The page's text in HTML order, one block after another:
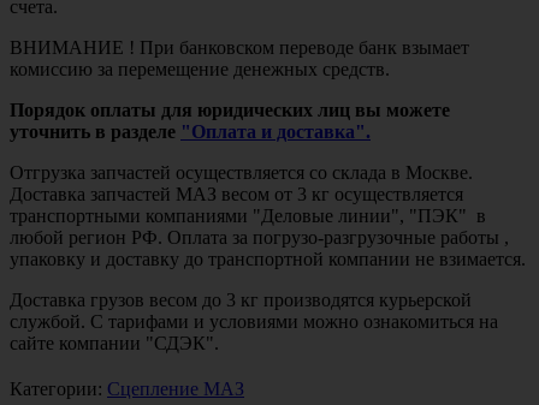
счета.
ВНИМАНИЕ ! При банковском переводе банк взымает
комиссию за перемещение денежных средств.
Порядок оплаты для юридических лиц вы можете
уточнить в разделе "Оплата и доставка".
Отгрузка запчастей осуществляется со склада в Москве.
Доставка запчастей МАЗ весом от 3 кг осуществляется
транспортными компаниями "Деловые линии", "ПЭК" в
любой регион РФ. Оплата за погрузо-разгрузочные работы ,
упаковку и доставку до транспортной компании не взимается.
Доставка грузов весом до 3 кг производятся курьерской
службой. С тарифами и условиями можно ознакомиться на
сайте компании "СДЭК".
Категории: Сцепление МАЗ